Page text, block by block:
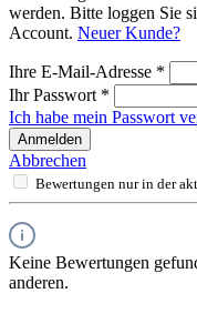
werden. Bitte loggen Sie
Account. Neuer Kunde?
Ihre E-Mail-Adresse *
Ihr Passwort *
Ich habe mein Passwort
Anmelden
Abbrechen
Bewertungen nur in der
Keine Bewertungen
anderen.